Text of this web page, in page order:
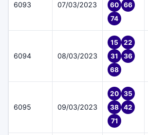
6093 07/03/2023
60
66
74
6094 08/03/2023
15
22
31
36
68
6095 09/03/2023
20
35
38
42
71